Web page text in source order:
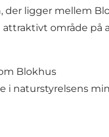
der ligger mellem
attraktivt område på
Blokhus
i naturstyrelsens